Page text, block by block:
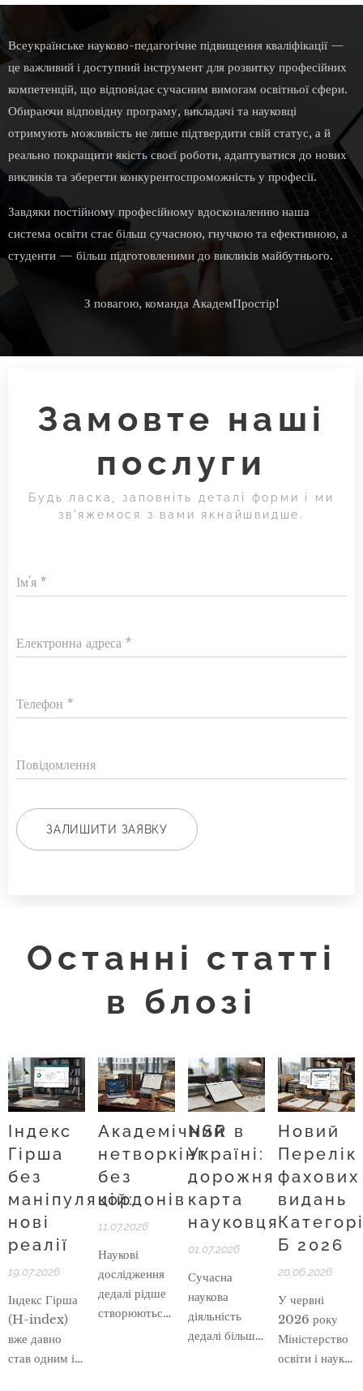
Всеукраїнське науково-педагогічне підвищення кваліфікації —
це важливий і доступний інструмент для розвитку професійних
компетенцій, що відповідає сучасним вимогам освітньої сфери.
Обираючи відповідну програму, викладачі та науковці
отримують можливість не лише підтвердити свій статус, а й
реально покращити якість своєї роботи, адаптуватися до нових
викликів та зберегти конкурентоспроможність у професії.
Завдяки постійному професійному вдосконаленню наша
система освіти стає більш сучасною, гнучкою та ефективною, а
студенти — більш підготовленими до викликів майбутнього.
З повагою, команда АкадемПростір!
Замовте наші
послуги
Будь ласка, заповніть деталі форми і ми
зв'яжемося з вами якнайшвидше.
Ім'я
Електронна адреса
Телефон
Повідомлення
ЗАЛИШИТИ ЗАЯВКУ
Останні статті
в блозі
Індекс
Гірша
без
маніпуляцій:
нові
реалії
19.07.2026
Індекс Гірша
(H-index)
вже давно
став одним із
Академічний
нетворкінг
без
кордонів
11.07.2026
Наукові
дослідження
дедалі рідше
створюються
NSR в
Україні:
дорожня
карта
науковця
01.07.2026
Сучасна
наукова
діяльність
дедалі більше
Новий
Перелік
фахових
видань
Б 2026
20.06.2026
У червні
2026 року
Міністерство
освіти і науки